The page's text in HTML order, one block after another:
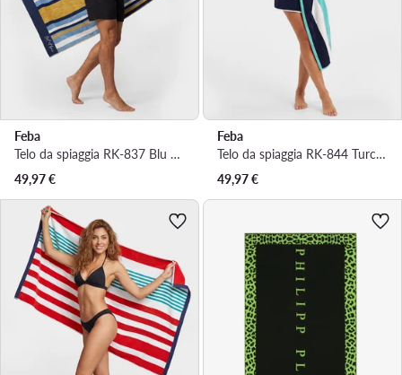
Feba
Telo da spiaggia RK-837 Blu scuro
49,97€
Feba
Telo da spiaggia RK-844 Turchese
49,97€